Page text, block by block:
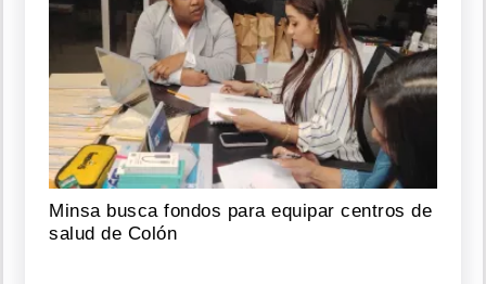
Minsa busca fondos para equipar centros de
salud de Colón